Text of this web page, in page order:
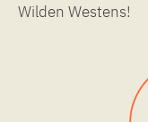
Wilden Westens!